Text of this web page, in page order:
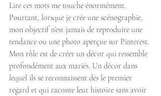
Lire ces mots me touche énormément.
Pourtant, lorsque je crée une scénographie,
mon objectif n’est jamais de reproduire une
tendance ou une photo aperçue sur Pinterest.
Mon rôle est de créer un décor qui ressemble
profondément aux mariés. Un décor dans
lequel ils se reconnaissent dès le premier
regard et qui raconte leur histoire sans avoir